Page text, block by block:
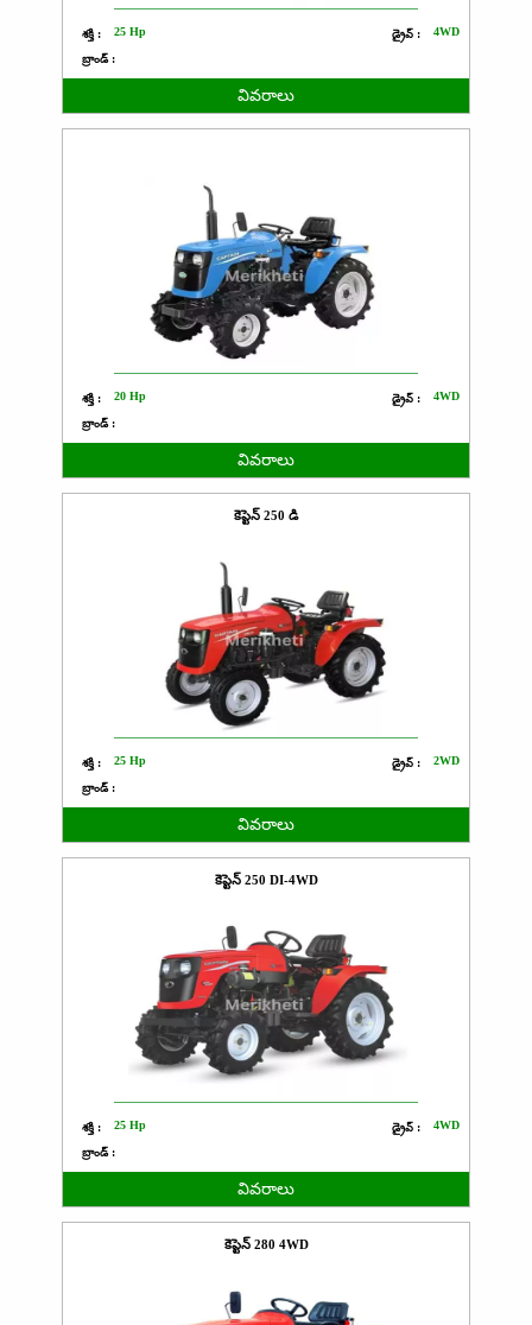
శక్తి : 25 Hp డ్రైవ్ : 4WD
బ్రాండ్ :
వివరాలు
శక్తి : 20 Hp డ్రైవ్ : 4WD
బ్రాండ్ :
వివరాలు
కెప్టెన్ 250 డి
శక్తి : 25 Hp డ్రైవ్ : 2WD
బ్రాండ్ :
వివరాలు
కెప్టెన్ 250 DI-4WD
శక్తి : 25 Hp డ్రైవ్ : 4WD
బ్రాండ్ :
వివరాలు
కెప్టెన్ 280 4WD